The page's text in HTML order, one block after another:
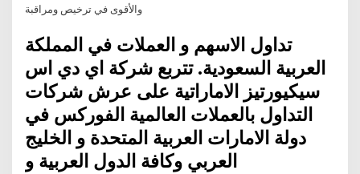
والأقوى في ترخيص ومراقبة
تداول الاسهم و العملات في المملكة
العربية السعودية. تتربع شركة اي دي اس
سيكيورتيز الاماراتية على عرش شركات
التداول بالعملات العالمية الفوركس في
دولة الامارات العربية المتحدة و الخليج
العربي وكافة الدول العربية و